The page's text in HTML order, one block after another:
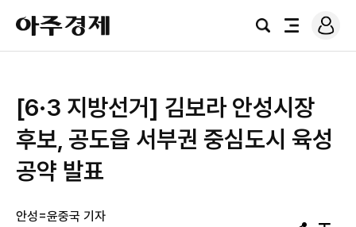
아
주
경
검
전
로
그
[6·3 지방선거] 김보라 안성시장
후보, 공도읍 서부권 중심도시 육성
공약 발표
안성=윤중국 기자